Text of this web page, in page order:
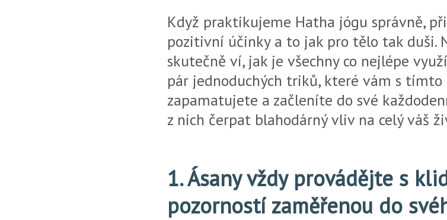
Když praktikujeme Hatha jógu správně,
pozitivní účinky a to jak pro tělo tak duši.
skutečně ví, jak je všechny co nejlépe
pár jednoduchých triků, které vám s
zapamatujete a začleníte do své
z nich čerpat blahodárný vliv na celý váš
1. Ásany vždy provádějte s
pozorností zaměřenou do